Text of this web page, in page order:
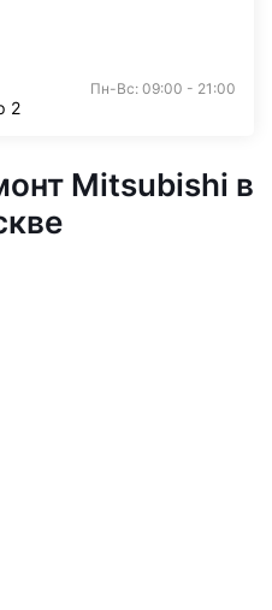
Пн-Вс: 09:00 - 21:00
2
Mitsubishi в